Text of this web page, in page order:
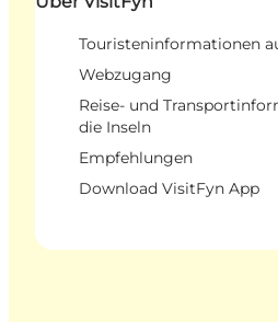
Touristeninformationen
Webzugang
Reise- und
die Inseln
Empfehlungen
Download VisitFyn App